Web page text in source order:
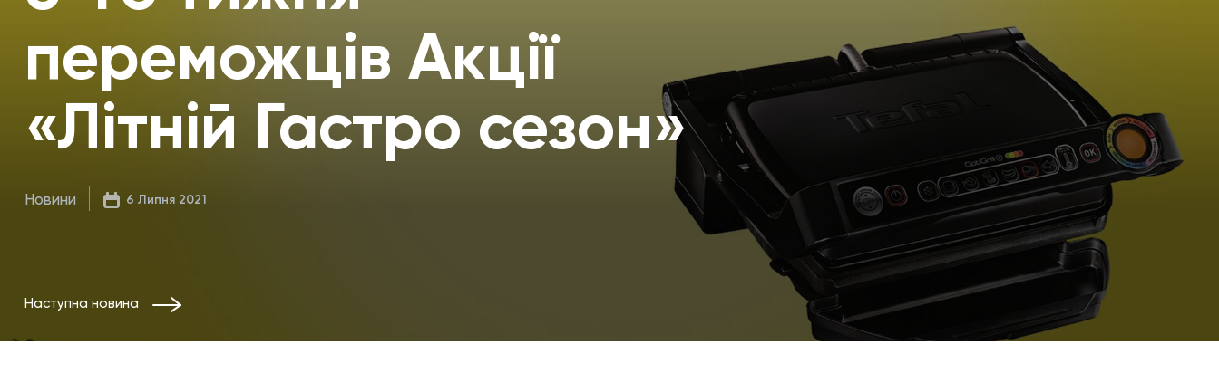
переможців Акції
«Літній Гастро сезон»
Новини 6 Липня 2021
Наступна новина